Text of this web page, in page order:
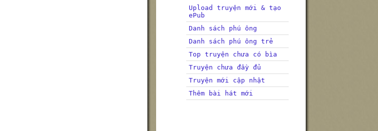
Upload truyện mới & tạo
ePub
Danh sách phú ông
Danh sách phú ông trẻ
Top truyện chưa có bìa
Truyện chưa đầy đủ
Truyện mới cập nhật
Thêm bài hát mới